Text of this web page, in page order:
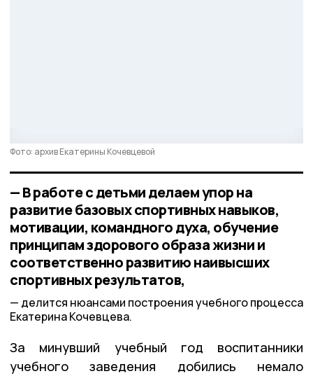
Фото: архив Екатерины Кочевцевой
— В работе с детьми делаем упор на
развитие базовых спортивных навыков,
мотивации, командного духа, обучение
принципам здорового образа жизни и
соответственно развитию наивысших
спортивных результатов,
делится нюансами построения учебного процесса
Екатерина Кочевцева.
За минувший учебный год воспитанники
учебного заведения добились немало